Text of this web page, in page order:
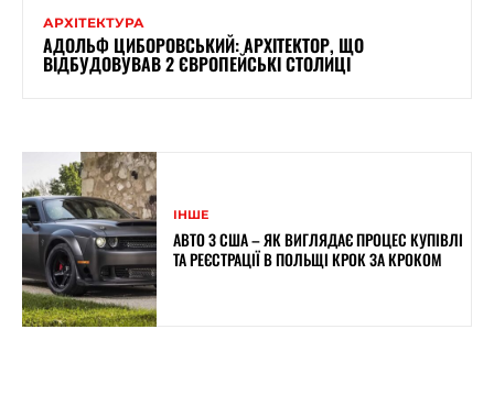
АРХІТЕКТУРА
АДОЛЬФ ЦИБОРОВСЬКИЙ: АРХІТЕКТОР, ЩО
ВІДБУДОВУВАВ 2 ЄВРОПЕЙСЬКІ СТОЛИЦІ
ІНШЕ
АВТО З США – ЯК ВИГЛЯДАЄ ПРОЦЕС КУПІВЛІ
ТА РЕЄСТРАЦІЇ В ПОЛЬЩІ КРОК ЗА КРОКОМ